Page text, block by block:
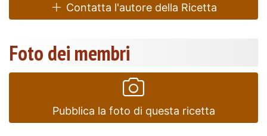
Contatta l'autore della Ricetta
Foto dei membri
Pubblica la foto di questa ricetta